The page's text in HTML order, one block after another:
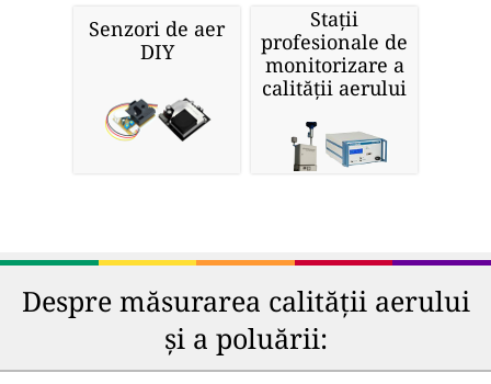
Senzori de aer
DIY
Stații
profesionale de
monitorizare a
calității aerului
Despre măsurarea calității aerului
și a poluării: